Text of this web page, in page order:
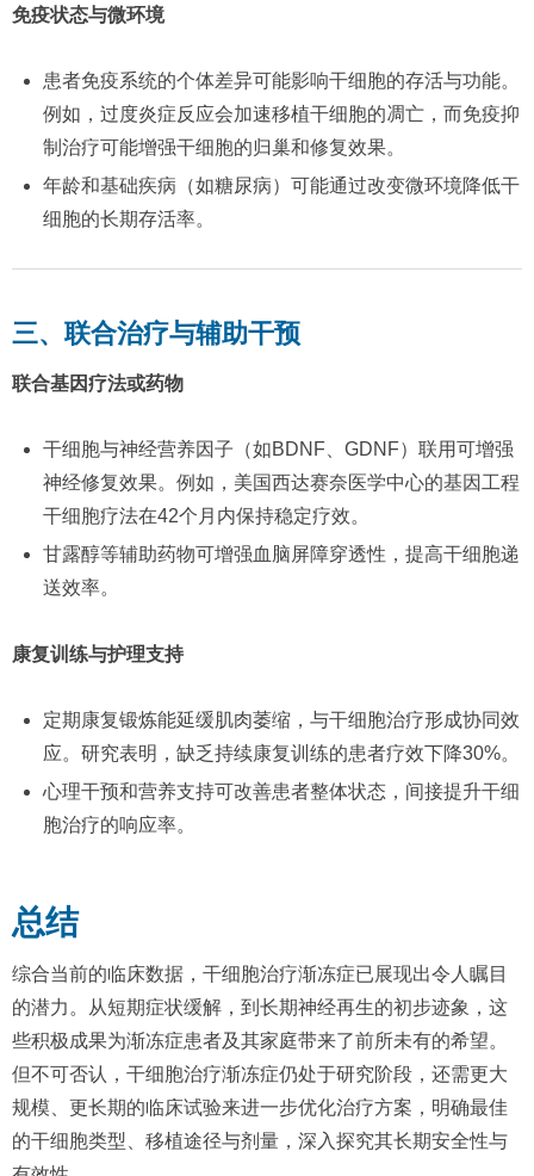
免疫状态与微环境
患者免疫系统的个体差异可能影响干细胞的存活与功能。
例如，过度炎症反应会加速移植干细胞的凋亡，而免疫抑
制治疗可能增强干细胞的归巢和修复效果。
年龄和基础疾病（如糖尿病）可能通过改变微环境降低干
细胞的长期存活率。
三、联合治疗与辅助干预
联合基因疗法或药物
干细胞与神经营养因子（如BDNF、GDNF）联用可增强
神经修复效果。例如，美国西达赛奈医学中心的基因工程
干细胞疗法在42个月内保持稳定疗效。
甘露醇等辅助药物可增强血脑屏障穿透性，提高干细胞递
送效率。
康复训练与护理支持
定期康复锻炼能延缓肌肉萎缩，与干细胞治疗形成协同效
应。研究表明，缺乏持续康复训练的患者疗效下降30%。
心理干预和营养支持可改善患者整体状态，间接提升干细
胞治疗的响应率。
总结
综合当前的临床数据，干细胞治疗渐冻症已展现出令人瞩目
的潜力。从短期症状缓解，到长期神经再生的初步迹象，这
些积极成果为渐冻症患者及其家庭带来了前所未有的希望。
但不可否认，干细胞治疗渐冻症仍处于研究阶段，还需更大
规模、更长期的临床试验来进一步优化治疗方案，明确最佳
的干细胞类型、移植途径与剂量，深入探究其长期安全性与